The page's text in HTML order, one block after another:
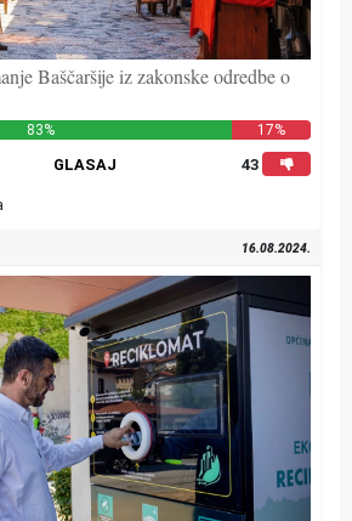
Baščaršije iz zakonske odredbe o
83% 17%
GLASAJ 43
16.08.2024.